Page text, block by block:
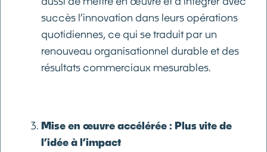
succès l’innovation dans leurs opérations
quotidiennes, ce qui se traduit par un
renouveau organisationnel durable et des
résultats commerciaux mesurables.
Mise en œuvre accélérée : Plus vite de
l’idée à l’impact